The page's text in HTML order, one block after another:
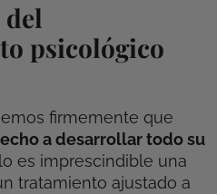
psicológico
firmemente que
a desarrollar todo su
es imprescindible una
tratamiento ajustado a